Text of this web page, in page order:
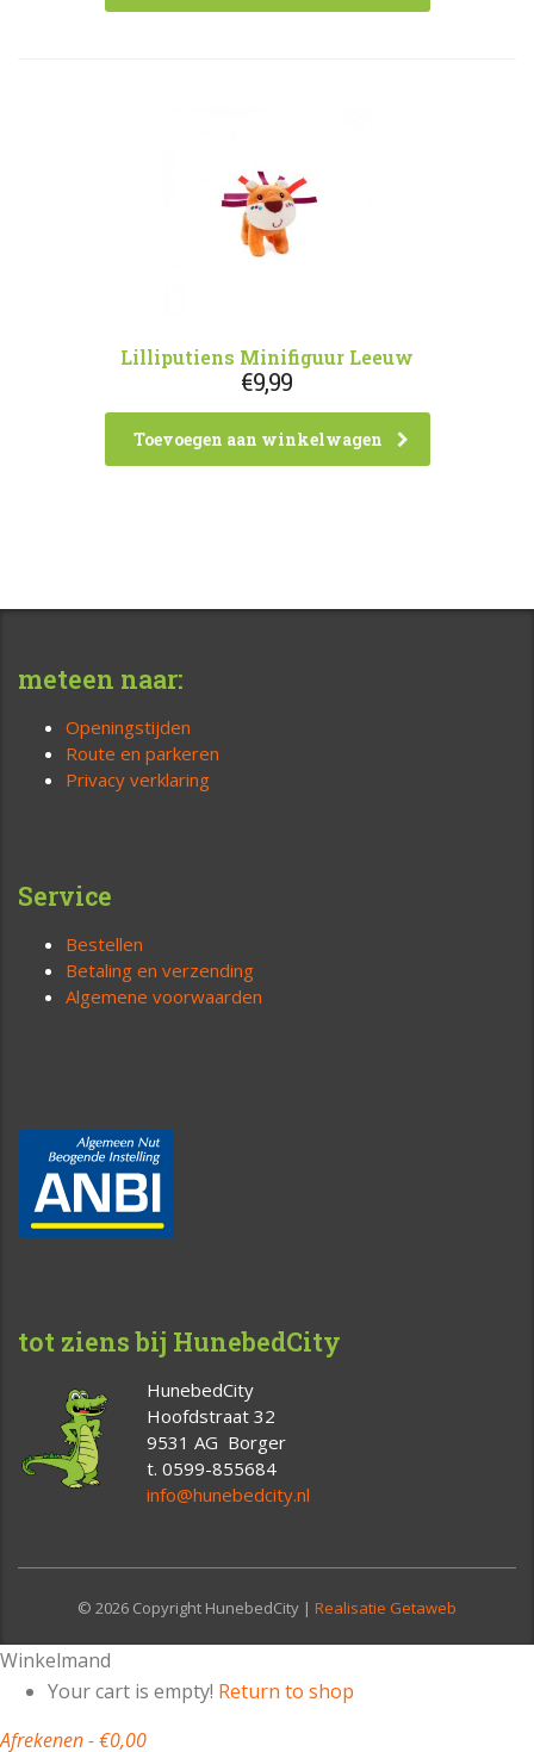
Lilliputiens Minifiguur Leeuw
€9,99
Toevoegen aan winkelwagen
meteen naar:
Openingstijden
Route en parkeren
Privacy verklaring
Service
Bestellen
Betaling en verzending
Algemene voorwaarden
tot ziens bij HunebedCity
HunebedCity
Hoofdstraat 32
9531 AG Borger
t. 0599-855684
info@hunebedcity.nl
© 2026 Copyright HunebedCity | Realisatie Getaweb
Winkelmand
Your cart is empty! Return to shop
Afrekenen-€0,00